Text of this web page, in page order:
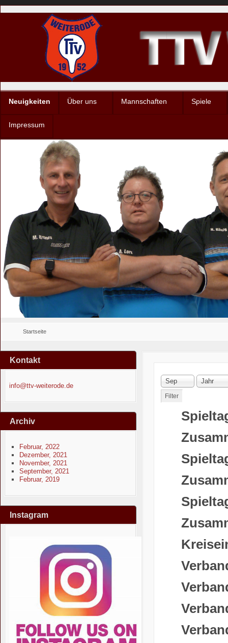
Neuigkeiten Über uns Mannschaften Spiele
Impressum
Startseite
Kontakt
info@ttv-weiterode.de
Archiv
Februar, 2022
Dezember, 2021
November, 2021
September, 2021
Februar, 2019
Instagram
Sep Jahr
Filter